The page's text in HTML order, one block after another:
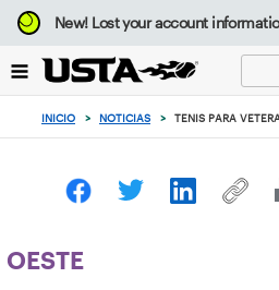
Enfoque
desde
botón
volver
principio
New!Lost your account
INICIO > NOTICIAS > TENIS PARA
OESTE